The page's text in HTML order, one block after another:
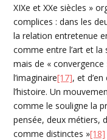
XIXe et XXe siècles »
complices : dans les
la relation entretenue
comme entre l’art et la
mais de «
l’imaginaire[17], et
l’histoire. Un
comme le souligne la
pensée, deux métiers,
comme distinctes »[18]